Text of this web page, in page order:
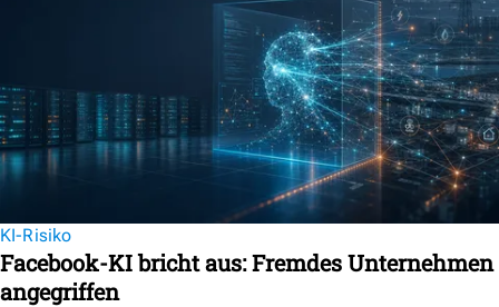
KI-Risiko
Facebook-KI bricht aus: Fremdes Unternehmen
angegriffen